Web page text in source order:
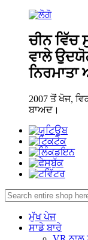
ਚੀਨ
ਵਾਲੇ
2007 ਤੋਂ ਖੋਜ,
ਬਾਅਦ।
ਮੁੱਖ ਪੇਜ
ਸਾਡੇ ਬਾਰੇ